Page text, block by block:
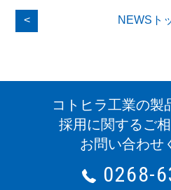
< NEWSト
コトヒラ工業の製
採用に関するご
お問い合わせ
0268-